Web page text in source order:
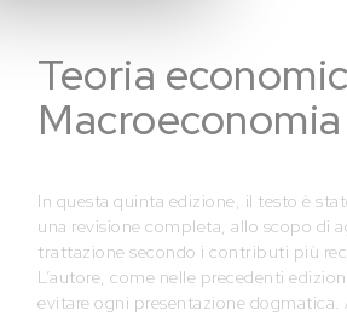
Teoria
Macroeconomia
In questa quinta edizione, il testo è
una revisione completa, allo scopo di
trattazione secondo i contributi più
L’autore, come nelle precedenti
evitare ogni presentazione dogmatica.